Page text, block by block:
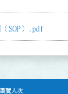
SOP）.pdf
覽人次